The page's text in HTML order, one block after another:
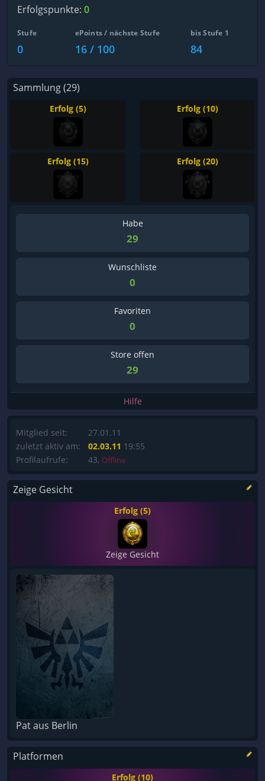
Erfolgspunkte: 0
Stufe
0
ePoints / nächste Stufe
16 / 100
bis Stufe 1
84
Sammlung (29)
Erfolg (5) Erfolg (10)
Erfolg (15) Erfolg (20)
Habe
29
Wunschliste
0
Favoriten
0
Store offen
29
Hilfe
Mitglied seit:
zuletzt aktiv am:
Profilaufrufe:
27.01.11
02.03.11 19:55
43, Offline
Zeige Gesicht
Erfolg (5)
Zeige Gesicht
Pat aus Berlin
Platformen
Erfolg (10)